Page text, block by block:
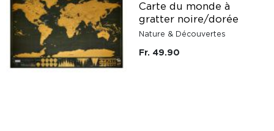
Carte du monde à
gratter noire/dorée
Nature & Découvertes
Fr. 49.90